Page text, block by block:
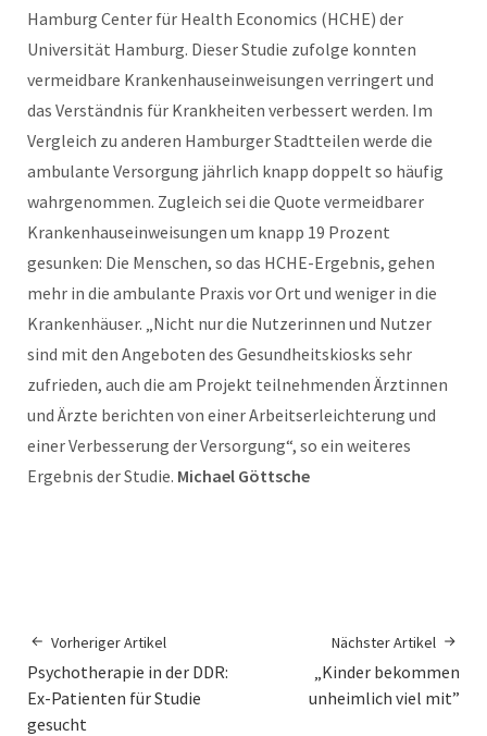
Hamburg Center für Health Economics (HCHE) der
Universität Hamburg. Dieser Studie zufolge konnten
vermeidbare Krankenhauseinweisungen verringert und
das Verständnis für Krankheiten verbessert werden. Im
Vergleich zu anderen Hamburger Stadtteilen werde die
ambulante Versorgung jährlich knapp doppelt so häufig
wahrgenommen. Zugleich sei die Quote vermeidbarer
Krankenhauseinweisungen um knapp 19 Prozent
gesunken: Die Menschen, so das HCHE-Ergebnis, gehen
mehr in die ambulante Praxis vor Ort und weniger in die
Krankenhäuser. „Nicht nur die Nutzerinnen und Nutzer
sind mit den Angeboten des Gesundheitskiosks sehr
zufrieden, auch die am Projekt teilnehmenden Ärztinnen
und Ärzte berichten von einer Arbeitserleichterung und
einer Verbesserung der Versorgung“, so ein weiteres
Ergebnis der Studie. Michael Göttsche
Vorheriger Artikel
Psychotherapie in der DDR:
Ex-Patienten für Studie
gesucht
Nächster Artikel
„Kinder bekommen
unheimlich viel mit”